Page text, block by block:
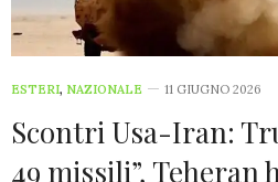
ESTERI, NAZIONALE 11 GIUGNO 2026
Scontri Usa-Iran:
49 missili”, Teheran